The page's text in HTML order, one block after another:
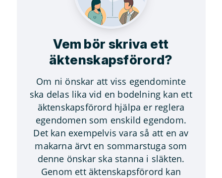
Vem bör skriva ett
äktenskapsförord?
Om ni önskar att viss egendominte
ska delas lika vid en bodelning kan ett
äktenskapsförord hjälpa er reglera
egendomen som enskild egendom.
Det kan exempelvis vara så att en av
makarna ärvt en sommarstuga som
denne önskar ska stanna i släkten.
Genom ett äktenskapsförord kan